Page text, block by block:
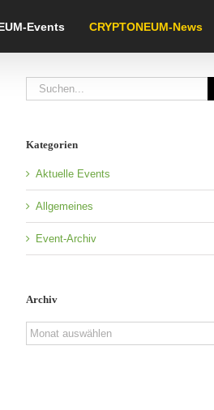
Events CRYPTONEUM-News
Suche
nach:
Kategorien
Aktuelle Events
Allgemeines
Event-Archiv
Archiv
Archiv